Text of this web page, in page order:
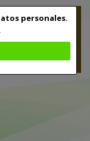
personales.